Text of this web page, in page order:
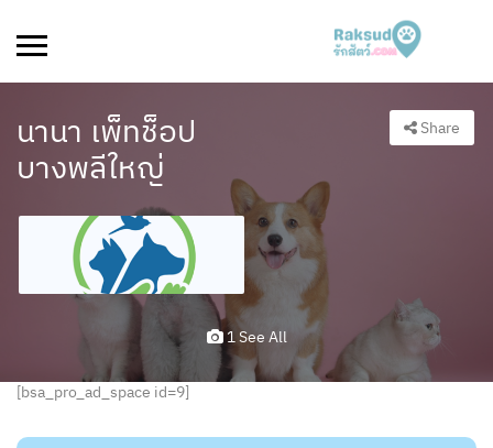
นานา เพ็ทช็อป
บางพลีใหญ่
Share
1 See All
[bsa_pro_ad_space id=9]